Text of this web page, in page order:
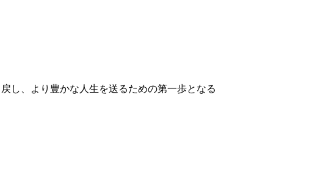
し、より豊かな人生を送るための第一歩となる